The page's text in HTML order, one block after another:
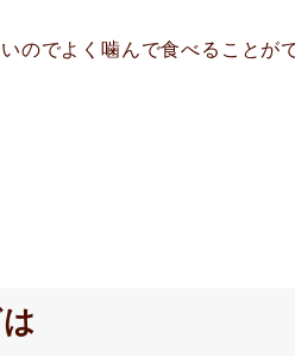
のでよく噛んで食べることが